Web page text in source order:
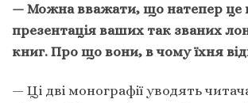
— Можна вважати, що натепер це
презентація ваших так званих
книг. Про що вони, в чому їхня
— Ці дві монографії уводять